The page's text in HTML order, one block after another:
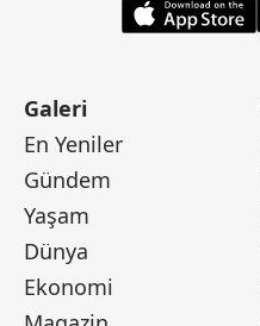
Galeri
En Yeniler
Gündem
Yaşam
Dünya
Ekonomi